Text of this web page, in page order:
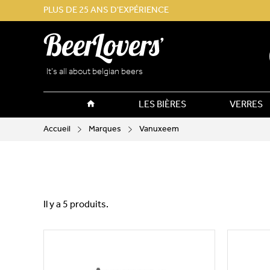
PLUS DE 25 ANS D'EXPÉRIENCE
It’s all about belgian beers
LES BIÈRES VERRES
Accueil Marques Vanuxeem
Il y a 5 produits.